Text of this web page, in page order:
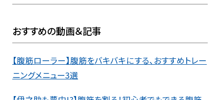
おすすめの動画＆記事
【腹筋ローラー】腹筋をバキバキにする、おすすめトレー
ニングメニュー3選